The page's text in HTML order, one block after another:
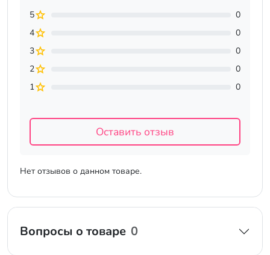
Нет отзывов о данном товаре.
5
0
4
0
3
0
2
0
1
0
Оставить отзыв
Вопросы о товаре 0